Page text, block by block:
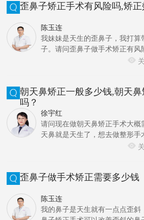
歪鼻子矫正手术有风险吗,矫
陈玉连
我妹妹是天生的歪鼻子，我打算
子。请问歪鼻子做手术矫正有风
朝天鼻矫正一般多少钱,朝天
吗？
徐宇红
请问现在做朝天鼻矫正手术大概
天鼻就是天生了，想去做整形手
歪鼻子做手术矫正需要多少钱
陈玉连
我的鼻子是天生就有一点点歪斜